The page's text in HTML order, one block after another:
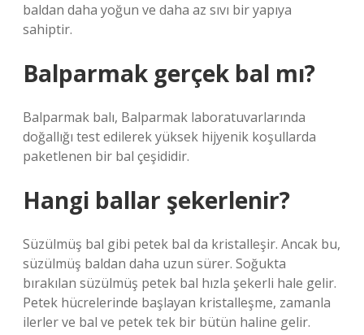
baldan daha yoğun ve daha az sıvı bir yapıya
sahiptir.
Balparmak gerçek bal mı?
Balparmak balı, Balparmak laboratuvarlarında
doğallığı test edilerek yüksek hijyenik koşullarda
paketlenen bir bal çeşididir.
Hangi ballar şekerlenir?
Süzülmüş bal gibi petek bal da kristalleşir. Ancak bu,
süzülmüş baldan daha uzun sürer. Soğukta
bırakılan süzülmüş petek bal hızla şekerli hale gelir.
Petek hücrelerinde başlayan kristalleşme, zamanla
ilerler ve bal ve petek tek bir bütün haline gelir.